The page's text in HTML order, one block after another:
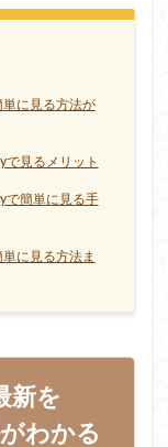
に見る方法が
見るメリット
で簡単に見る手
に見る方法ま
新を
わかる